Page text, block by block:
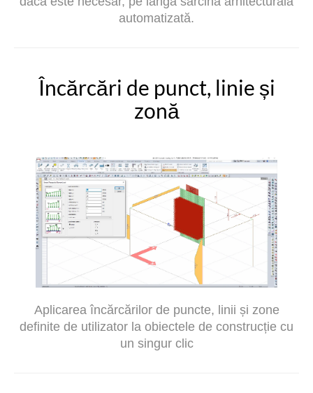
automatizată.
Încărcări de punct, linie și
zonă
Aplicarea încărcărilor de puncte, linii și zone
definite de utilizator la obiectele de construcție cu
un singur clic